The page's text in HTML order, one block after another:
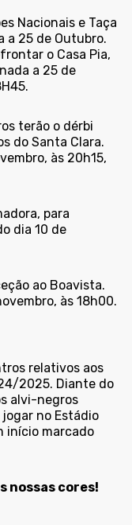
Nacionais e Taça
a 25 de Outubro.
o Casa Pia,
a 25 de
terão o dérbi
do Santa Clara.
às 20h15,
para
dia 10 de
ao Boavista.
às 18h00.
relativos aos
2025. Diante do
alvi-negros
no Estádio
início marcado
nossas cores!